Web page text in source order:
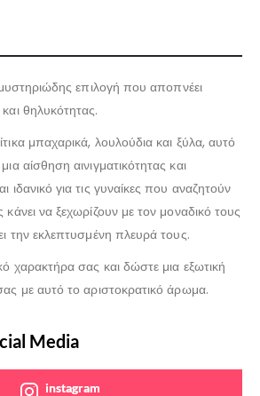
μυστηριώδης επιλογή που αποπνέει
θηλυκότητας.
μπαχαρικά, λουλούδια και ξύλα, αυτό
αίσθηση αινιγματικότητας και
ιδανικό για τις γυναίκες που αναζητούν
να ξεχωρίζουν με τον μοναδικό τους
την εκλεπτυσμένη πλευρά τους.
χαρακτήρα σας και δώστε μια εξωτική
με αυτό το αριστοκρατικό άρωμα.
Media
instagram